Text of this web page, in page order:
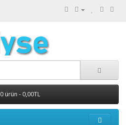
0 ürün - 0,00TL